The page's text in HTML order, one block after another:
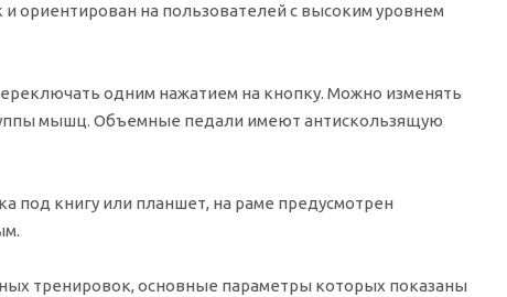
ориентирован на пользователей с высоким уровнем
одним нажатием на кнопку. Можно изменять
мышц. Объемные педали имеют антискользящую
под книгу или планшет, на раме предусмотрен
тренировок, основные параметры которых показаны